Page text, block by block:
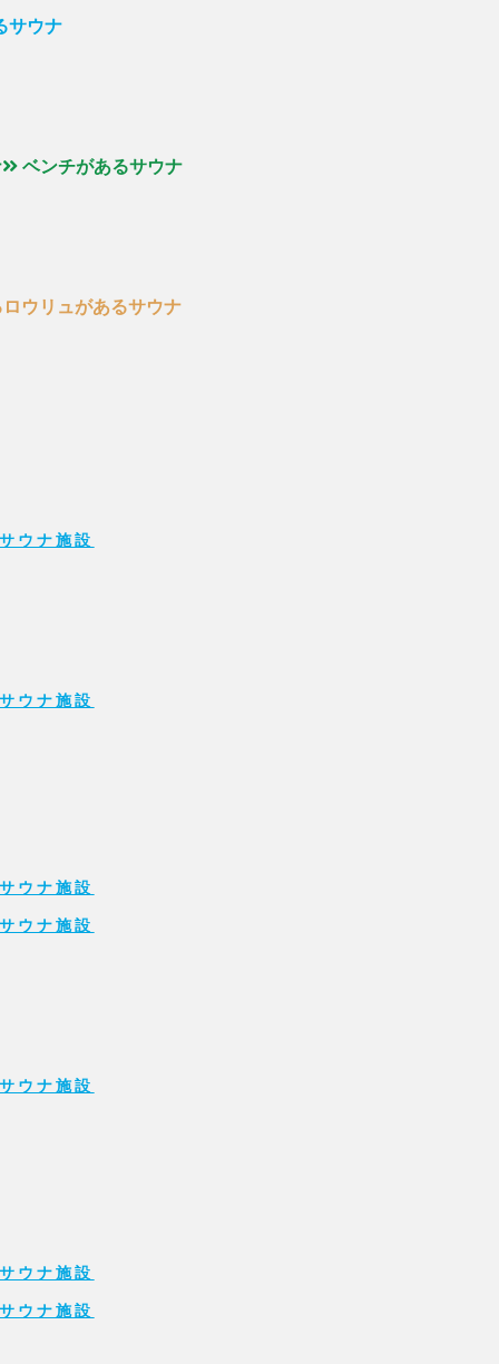
サウナ
ベンチがあるサウナ
ウリュがあるサウナ
ウナ施設
ウナ施設
ウナ施設
ウナ施設
ウナ施設
ウナ施設
ウナ施設